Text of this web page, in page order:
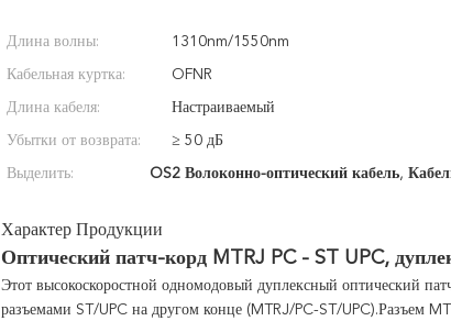
Длина волны: 1310nm/1550nm
Кабельная куртка: OFNR
Длина кабеля: Настраиваемый
Убытки от возврата: ≥ 50 дБ
Выделить: OS2 Волоконно-оптический кабель,
Характер Продукции
Оптический патч-корд MTRJ PC - ST UPC,
Этот высокоскоростной одномодовый дуплексный оптический
разъемами ST/UPC на другом конце (MTRJ/PC-ST/UPC).Разъем